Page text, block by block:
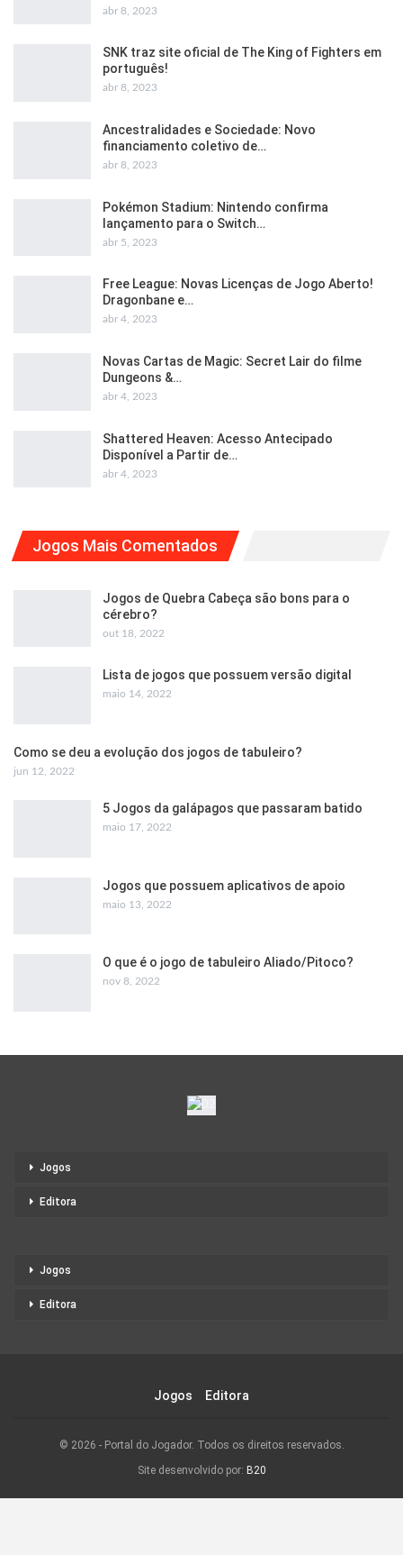
abr 8, 2023
SNK traz site oficial de The King of Fighters em
português!
abr 8, 2023
Ancestralidades e Sociedade: Novo
financiamento coletivo de…
abr 8, 2023
Pokémon Stadium: Nintendo confirma
lançamento para o Switch…
abr 5, 2023
Free League: Novas Licenças de Jogo Aberto!
Dragonbane e…
abr 4, 2023
Novas Cartas de Magic: Secret Lair do filme
Dungeons &…
abr 4, 2023
Shattered Heaven: Acesso Antecipado
Disponível a Partir de…
abr 4, 2023
Jogos Mais Comentados
Jogos de Quebra Cabeça são bons para o
cérebro?
out 18, 2022
Lista de jogos que possuem versão digital
maio 14, 2022
Como se deu a evolução dos jogos de tabuleiro?
jun 12, 2022
5 Jogos da galápagos que passaram batido
maio 17, 2022
Jogos que possuem aplicativos de apoio
maio 13, 2022
O que é o jogo de tabuleiro Aliado/Pitoco?
nov 8, 2022
Jogos
Editora
Jogos
Editora
Jogos Editora
© 2026 - Portal do Jogador. Todos os direitos reservados.
Site desenvolvido por: B20